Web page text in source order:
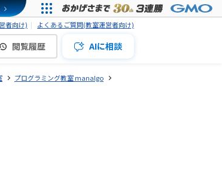
者向け) よくあるご質問(教室運営者向け)
閲覧履歴 AIに相談
プログラミング教室 manalgo